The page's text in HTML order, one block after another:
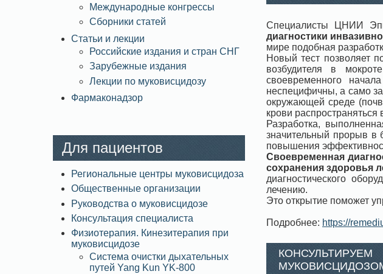
Специалисты ЦНИИ
диагностики
мире подобная
Новый тест позволяет
возбудителя в
своевременного
неспецифичны, а само
окружающей среде
крови распространяться
Разработка,
значительный прорыв в
повышения
Своевременная
сохранения здоровья
диагностического
лечению.
Это открытие поможет
Подробнее: https://
Международные конгрессы
Сборники статей
Статьи и лекции
Российские издания и стран СНГ
Зарубежные издания
Лекции по муковисцидозу
Фармаконадзор
Для пациентов
Региональные центры муковисцидоза
Общественные организации
Руководства о муковисцидозе
Консультация специалиста
Физиотерапия. Кинезитерапия при
муковисцидозе
Система очистки дыхательных
путей Yang Kun YK-800